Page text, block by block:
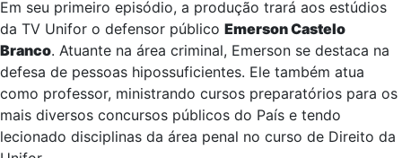
Em seu primeiro episódio, a produção trará aos estúdios
da TV Unifor o defensor público Emerson Castelo
Branco. Atuante na área criminal, Emerson se destaca na
defesa de pessoas hipossuficientes. Ele também atua
como professor, ministrando cursos preparatórios para os
mais diversos concursos públicos do País e tendo
lecionado disciplinas da área penal no curso de Direito da